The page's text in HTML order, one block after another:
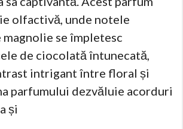
olfactivă, unde notele
se împletesc
de ciocolată întunecată,
intrigant între floral și
parfumului dezvăluie acorduri
și